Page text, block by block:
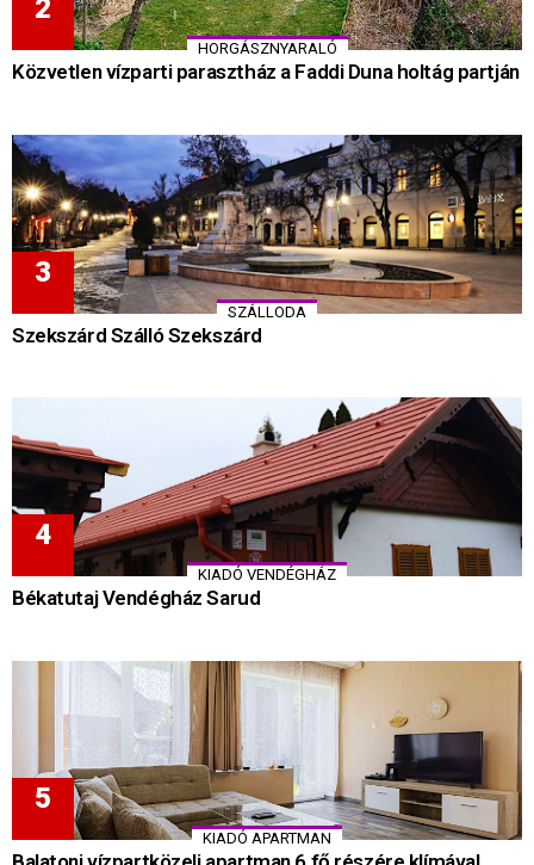
HORGÁSZNYARALÓ
Közvetlen vízparti parasztház a Faddi Duna holtág partján
SZÁLLODA
Szekszárd Szálló Szekszárd
KIADÓ VENDÉGHÁZ
Békatutaj Vendégház Sarud
KIADÓ APARTMAN